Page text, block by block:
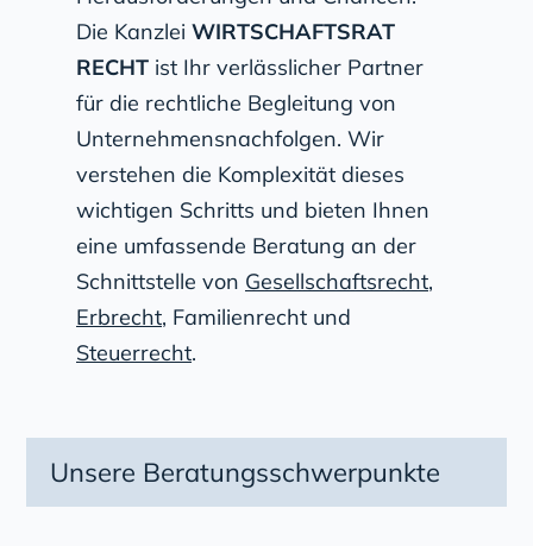
Die Kanzlei WIRTSCHAFTSRAT
RECHT ist Ihr verlässlicher Partner
für die rechtliche Begleitung von
Unternehmensnachfolgen. Wir
verstehen die Komplexität dieses
wichtigen Schritts und bieten Ihnen
eine umfassende Beratung an der
Schnittstelle von Gesellschaftsrecht,
Erbrecht, Familienrecht und
Steuerrecht.
Unsere Beratungsschwerpunkte